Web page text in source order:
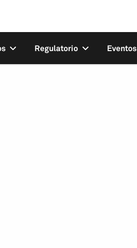
Regulatorio Eventos